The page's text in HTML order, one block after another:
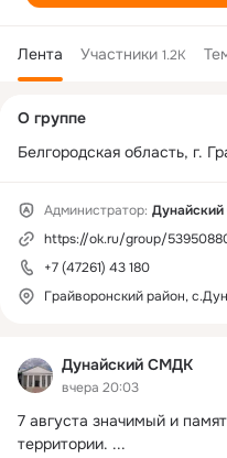
Лента Участники 1.2K
Дунайский СМДК
вчера 20:03
7 августа значимый и
территории. ...
колонка
О группе
Белгородская область, г.
Администратор:
https://ok.ru/group/
+7 (47261) 43 180
Грайворонский район,